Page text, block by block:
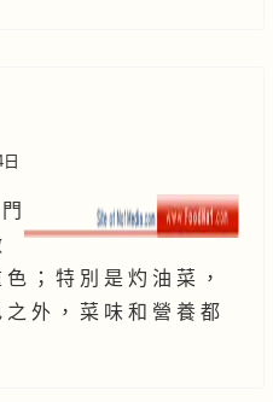
； 特 別 是 灼 油 菜 ，
外 ， 菜 味 和 營 養 都